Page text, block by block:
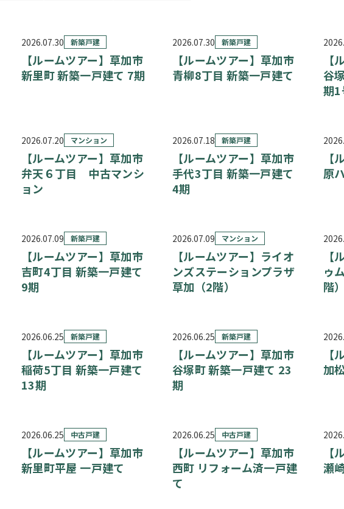
2026.07.30 新築戸建
【ルームツアー】草加市
新里町 新築一戸建て 7期
2026.07.30 新築戸建
【ルームツアー】草加市
青柳8丁目 新築一戸建て
【
谷
期1
2026.07.20 マンション
【ルームツアー】草加市
弁天６丁目 中古マンシ
ョン
2026.07.18 新築戸建
【ルームツアー】草加市
手代3丁目 新築一戸建て
4期
【
原
2026.07.09 新築戸建
【ルームツアー】草加市
吉町4丁目 新築一戸建て
9期
2026.07.09 マンション
【ルームツアー】ライオ
ンズステーションプラザ
草加（2階）
【
ゥ
階）
2026.06.25 新築戸建
【ルームツアー】草加市
稲荷5丁目 新築一戸建て
13期
2026.06.25 新築戸建
【ルームツアー】草加市
谷塚町 新築一戸建て 23
期
【
加
2026.06.25 中古戸建
【ルームツアー】草加市
新里町平屋 一戸建て
2026.06.25 中古戸建
【ルームツアー】草加市
西町 リフォーム済一戸建
て
【
瀬